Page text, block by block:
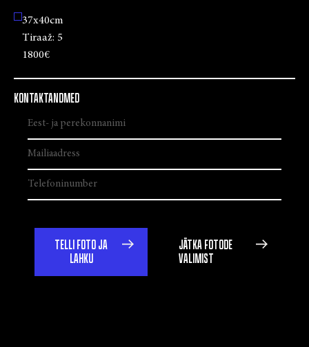
37x40cm
Tiraaž: 5
1800€
KONTAKTANDMED
TELLI FOTO JA
LAHKU
JÄTKA FOTODE
VALIMIST